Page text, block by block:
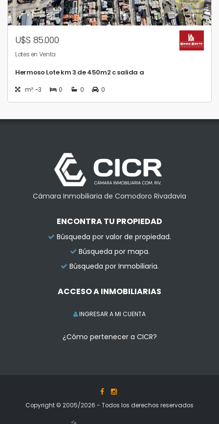
U$S 85.000
Lotes en Venta
Hermoso Lote km 3 de 450m2 c salida a
m²: -3 0 0 0
Cámara Inmobiliaria de Comodoro Rivadavia
ENCONTRA TU PROPIEDAD
Búsqueda por valor de propiedad.
Búsqueda por mapa.
Búsqueda por Inmobiliaria.
ACCESO A INMOBILIARIAS
INGRESAR A MI CUENTA
¿Cómo pertenecer a CICR?
Copyright © 2005/2026 - Todos los derechos reservados